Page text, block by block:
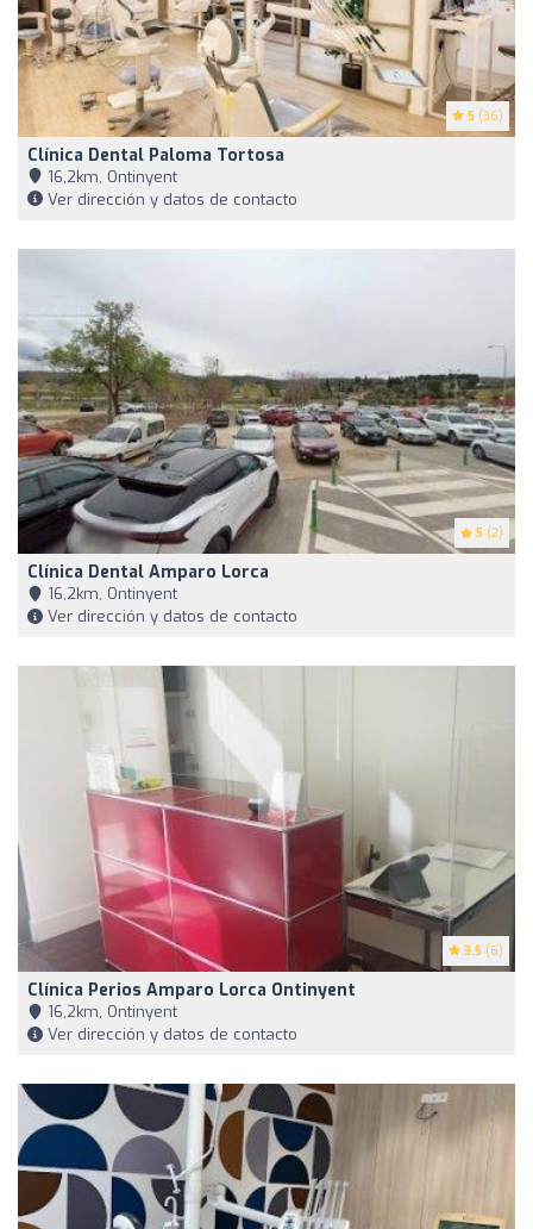
5 (36)
Clínica Dental Paloma Tortosa
16,2km, Ontinyent
Ver dirección y datos de contacto
5 (2)
Clínica Dental Amparo Lorca
16,2km, Ontinyent
Ver dirección y datos de contacto
3.5 (6)
Clínica Perios Amparo Lorca Ontinyent
16,2km, Ontinyent
Ver dirección y datos de contacto